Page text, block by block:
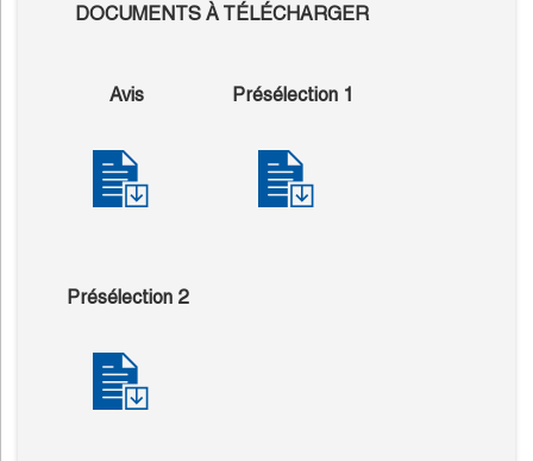
DOCUMENTS À TÉLÉCHARGER
Avis Présélection 1
Présélection 2